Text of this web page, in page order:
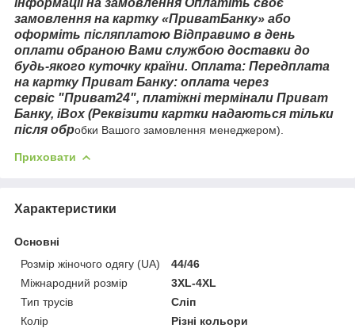
замовлення на картку «ПриватБанку» або
оформіть післяплатою Відправимо в день
оплати обраною Вами службою доставки до
будь-якого куточку країни. Оплата: Передплата
на картку Приват Банку: оплата через
сервіс "Приват24", платіжні термінали Приват
Банку, iBox (Реквізити картки надаються тільки
після обробки Вашого замовлення менеджером).
Приховати
Характеристики
Основні
Розмір жіночого одягу (UA)
44/46
Міжнародний розмір
3XL-4XL
Тип трусів
Сліп
Колір
Різні кольори